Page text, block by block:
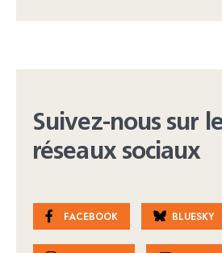
Suivez-nous sur
réseaux sociaux
FACEBOOK BLUESKY